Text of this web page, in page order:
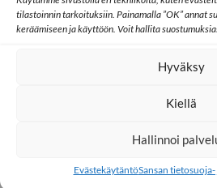
tilastoinnin tarkoituksiin. Painamalla ”OK” annat
keräämiseen ja käyttöön. Voit hallita
Hyväksy
Kiellä
Hallinnoi
EvästekäytäntöSansan